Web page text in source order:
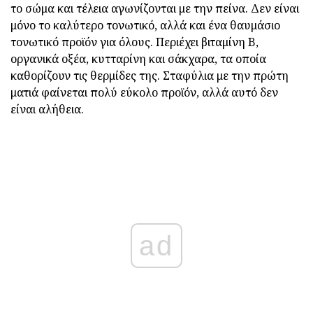
το σώμα και τέλεια αγωνίζονται με την πείνα. Δεν είναι
μόνο το καλύτερο τονωτικό, αλλά και ένα θαυμάσιο
τονωτικό προϊόν για όλους. Περιέχει βιταμίνη Β,
οργανικά οξέα, κυτταρίνη και σάκχαρα, τα οποία
καθορίζουν τις θερμίδες της. Σταφύλια με την πρώτη
ματιά φαίνεται πολύ εύκολο προϊόν, αλλά αυτό δεν
είναι αλήθεια.
ad